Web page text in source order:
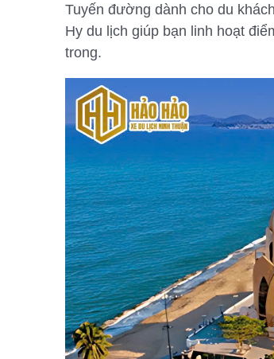
Tuyến đường dành cho du
Hy du lịch giúp bạn linh hoạt
trong.